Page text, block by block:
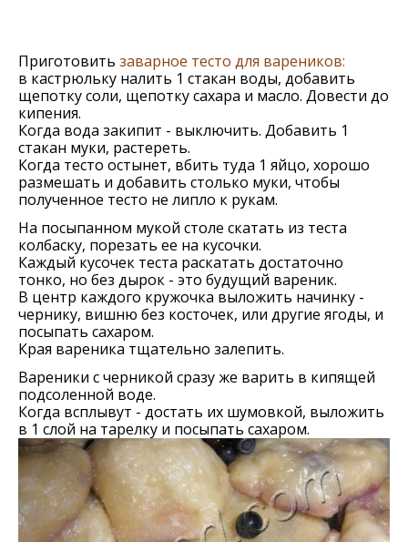
Приготовить заварное тесто для вареников:
в кастрюльку налить 1 стакан воды, добавить
щепотку соли, щепотку сахара и масло. Довести до
кипения.
Когда вода закипит - выключить. Добавить 1
стакан муки, растереть.
Когда тесто остынет, вбить туда 1 яйцо, хорошо
размешать и добавить столько муки, чтобы
полученное тесто не липло к рукам.
На посыпанном мукой столе скатать из теста
колбаску, порезать ее на кусочки.
Каждый кусочек теста раскатать достаточно
тонко, но без дырок - это будущий вареник.
В центр каждого кружочка выложить начинку -
чернику, вишню без косточек, или другие ягоды, и
посыпать сахаром.
Края вареника тщательно залепить.
Вареники с черникой сразу же варить в кипящей
подсоленной воде.
Когда всплывут - достать их шумовкой, выложить
в 1 слой на тарелку и посыпать сахаром.